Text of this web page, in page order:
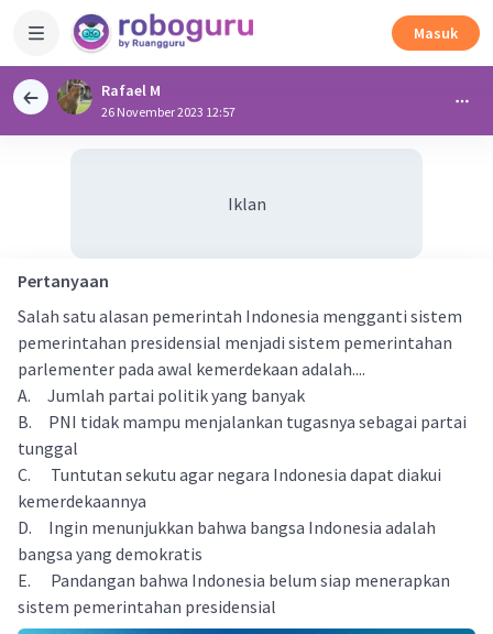
Masuk
Rafael M
26 November 2023 12:57
Iklan
Pertanyaan
Salah satu alasan pemerintah Indonesia mengganti sistem
pemerintahan presidensial menjadi sistem pemerintahan
parlementer pada awal kemerdekaan adalah....
A. Jumlah partai politik yang banyak
B. PNI tidak mampu menjalankan tugasnya sebagai partai
tunggal
C. Tuntutan sekutu agar negara Indonesia dapat diakui
kemerdekaannya
D. Ingin menunjukkan bahwa bangsa Indonesia adalah
bangsa yang demokratis
E. Pandangan bahwa Indonesia belum siap menerapkan
sistem pemerintahan presidensial